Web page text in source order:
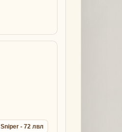
- крафт драконик лайт армор сета
сета - Lineage 2
- 72 лвл